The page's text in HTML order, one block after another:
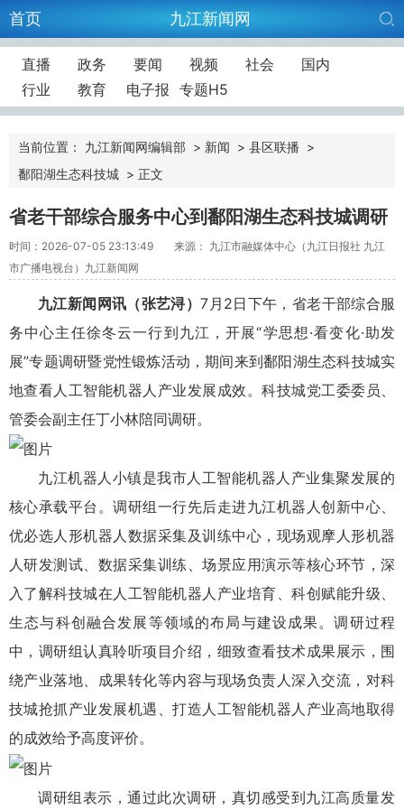
首页 九江新闻网
直播 政务 要闻 视频 社会
国内
行业
教育 电子报 专题H5
当前位置： 九江新闻网编辑部 > 新闻 > 县区联播 >
鄱阳湖生态科技城 > 正文
省老干部综合服务中心到鄱阳湖生态科技城调研
时间：2026-07-05 23:13:49
来源： 九江市融媒体中心（九江日报社 九江
市广播电视台）九江新闻网
九江新闻网讯 （张艺浔）7月2日下午，省老干部综合服
务中心主任徐冬云一行到九江，开展“学思想·看变化·助发
展”专题调研暨党性锻炼活动，期间来到鄱阳湖生态科技城实
地查看人工智能机器人产业发展成效。科技城党工委委员、
管委会副主任丁小林陪同调研。
九江机器人小镇是我市人工智能机器人产业集聚发展的
核心承载平台。调研组一行先后走进九江机器人创新中心、
优必选人形机器人数据采集及训练中心，现场观摩人形机器
人研发测试、数据采集训练、场景应用演示等核心环节，深
入了解科技城在人工智能机器人产业培育、科创赋能升级、
生态与科创融合发展等领域的布局与建设成果。调研过程
中，调研组认真聆听项目介绍，细致查看技术成果展示，围
绕产业落地、成果转化等内容与现场负责人深入交流，对科
技城抢抓产业发展机遇、打造人工智能机器人产业高地取得
的成效给予高度评价。
调研组表示，通过此次调研，真切感受到九江高质量发